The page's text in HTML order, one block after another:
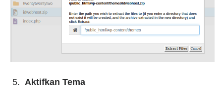
Aktifkan Tema